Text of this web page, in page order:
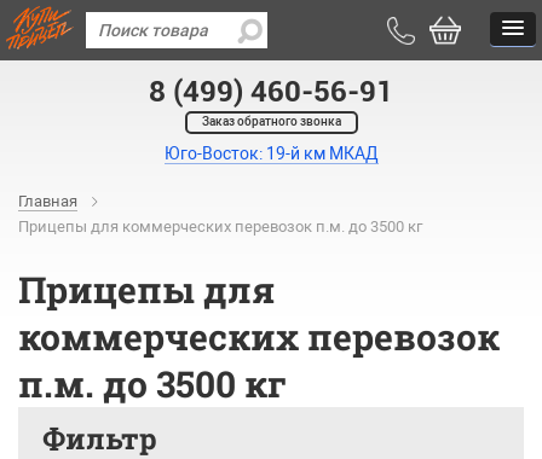
8 (499) 460-56-91
Заказ обратного звонка
Юго-Восток: 19-й км МКАД
Главная
Прицепы для коммерческих перевозок п.м. до 3500 кг
Прицепы для
коммерческих перевозок
п.м. до 3500 кг
Фильтр